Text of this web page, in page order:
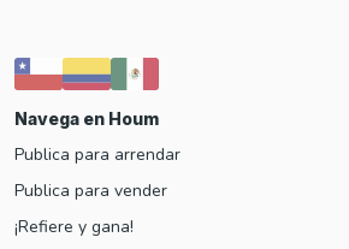
Navega en Houm
Publica para arrendar
Publica para vender
¡Refiere y gana!